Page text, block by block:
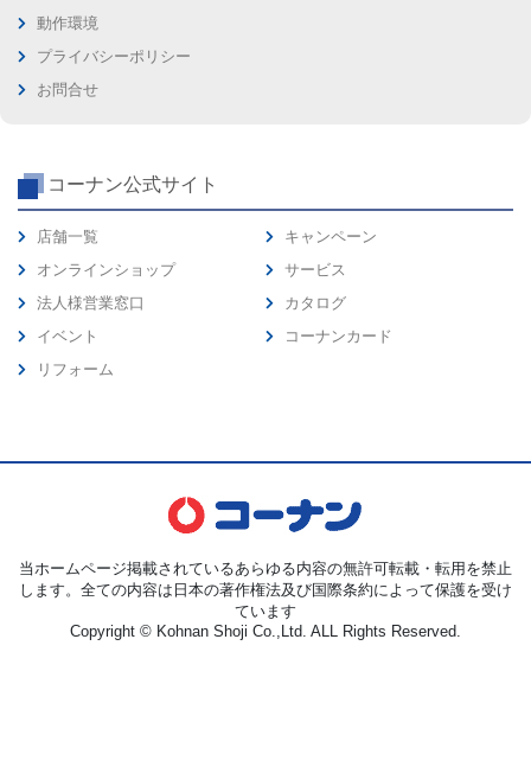
動作環境
プライバシーポリシー
お問合せ
コーナン公式サイト
店舗一覧
オンラインショップ
法人様営業窓口
イベント
リフォーム
キャンペーン
サービス
カタログ
コーナンカード
当ホームページ掲載されているあらゆる内容の無許可転載・転用を禁止
します。全ての内容は日本の著作権法及び国際条約によって保護を受け
ています
Copyright © Kohnan Shoji Co.,Ltd. ALL Rights Reserved.